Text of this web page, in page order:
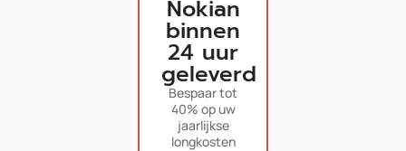
Nokian
binnen
24 uur
geleverd
Bespaar tot
40% op uw
jaarlijkse
longkosten